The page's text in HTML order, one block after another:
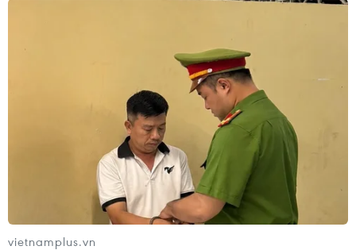
#Bashar al-Assad
#Giá xăng dầu
#Biện pháp trừng phạt
#Mỏ dầu
#Người Kurd
Theo dõi VietnamPlus
vietnamplus.vn